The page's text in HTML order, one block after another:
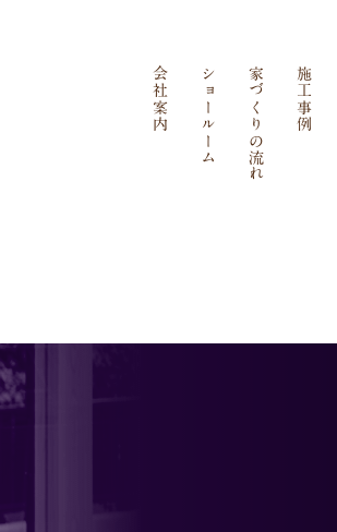
施工事例
家づくりの流れ
ショールーム
会社案内